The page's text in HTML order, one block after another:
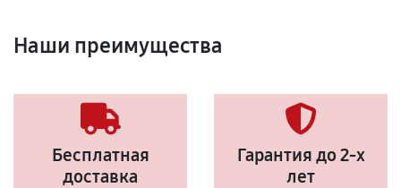
Наши преимущества
Бесплатная
доставка
Гарантия до 2-х
лет